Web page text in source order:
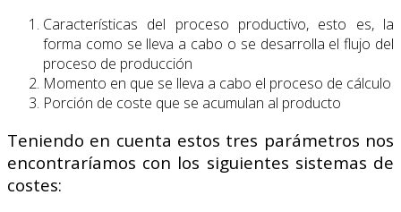
Características del proceso productivo, esto es, la
forma como se lleva a cabo o se desarrolla el flujo del
proceso de producción
Momento en que se lleva a cabo el proceso de cálculo
Porción de coste que se acumulan al producto
Teniendo en cuenta estos tres parámetros nos
encontraríamos con los siguientes sistemas de
costes: